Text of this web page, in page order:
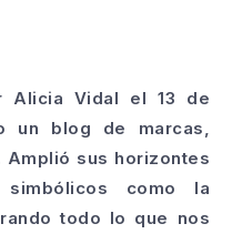
Alicia Vidal el 13 de
un blog de marcas,
Amplió sus horizontes
como la
todo lo que nos